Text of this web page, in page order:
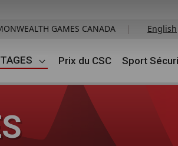
GAMES CANADA | English
Prix du CSC Sport